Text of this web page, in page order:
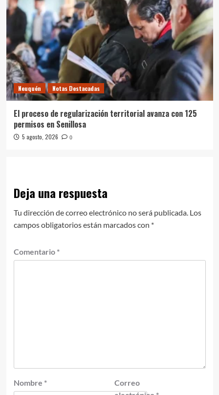
Neuquén Notas Destacadas
El proceso de regularización territorial avanza con 125
permisos en Senillosa
5 agosto, 2026 0
Deja una respuesta
Tu dirección de correo electrónico no será publicada. Los
campos obligatorios están marcados con *
Comentario *
Nombre *
Correo